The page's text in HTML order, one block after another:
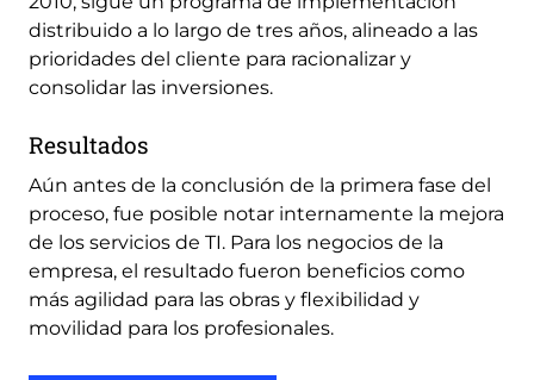
distribuido a lo largo de tres años, alineado a las
prioridades del cliente para racionalizar y
consolidar las inversiones.
Resultados
Aún antes de la conclusión de la primera fase del
proceso, fue posible notar internamente la mejora
de los servicios de TI. Para los negocios de la
empresa, el resultado fueron beneficios como
más agilidad para las obras y flexibilidad y
movilidad para los profesionales.